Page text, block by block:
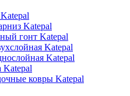
Katepal
гонт Katepal
Katepal
Katepal
Katepal
ковры Katepal